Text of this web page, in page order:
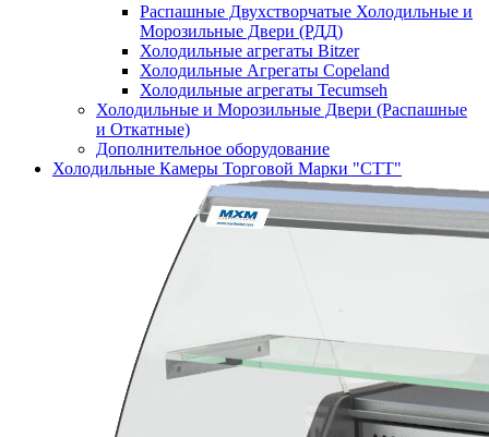
Распашные Двухстворчатые Холодильные и
Морозильные Двери (РДД)
Холодильные агрегаты Bitzer
Холодильные Агрегаты Copeland
Холодильные агрегаты Tecumseh
Холодильные и Морозильные Двери (Распашные
и Откатные)
Дополнительное оборудование
Холодильные Камеры Торговой Марки "СТТ"